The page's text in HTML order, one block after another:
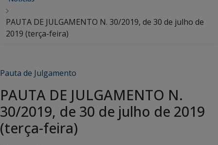
PAUTA DE JULGAMENTO N. 30/2019, de 30 de julho de
2019 (terça-feira)
Pauta de Julgamento
PAUTA DE JULGAMENTO N.
30/2019, de 30 de julho de 2019
(terça-feira)